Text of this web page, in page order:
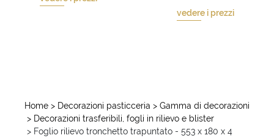
vedere i prezzi
Home > Decorazioni pasticceria > Gamma di decorazioni
> Decorazioni trasferibili, fogli in rilievo e blister
> Foglio rilievo tronchetto trapuntato - 553 x 180 x 4